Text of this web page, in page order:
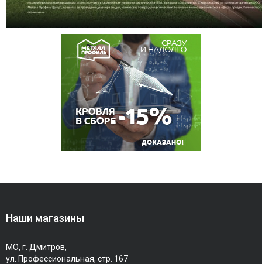
Наши магазины
МО, г. Дмитров,
ул. Профессиональная, стр. 167